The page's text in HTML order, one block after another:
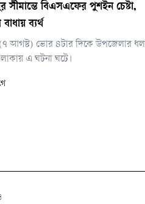
সীমান্তে বিএসএফের পুশইন চেষ্টা,
ব্যর্থ
আগস্ট) ভোর ৪টার দিকে উপজেলার
এ ঘটনা ঘটে।